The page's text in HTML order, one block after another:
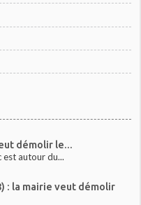
démolir le...
autour du...
: la mairie veut démolir